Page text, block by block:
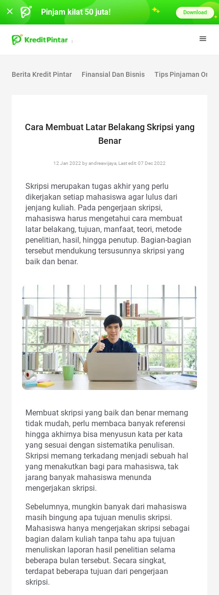
Berita Kredit Pintar Finansial Dan Bisnis Tips Pinjaman
Cara Membuat Latar Belakang Skripsi yang
Benar
12 Jan 2022 by andreawijaya, Last edit: 07 Dec 2022
Skripsi merupakan tugas akhir yang perlu
dikerjakan setiap mahasiswa agar lulus dari
jenjang kuliah. Pada pengerjaan skripsi,
mahasiswa harus mengetahui cara membuat
latar belakang, tujuan, manfaat, teori, metode
penelitian, hasil, hingga penutup. Bagian-bagian
tersebut mendukung tersusunnya skripsi yang
baik dan benar.
Membuat skripsi yang baik dan benar memang
tidak mudah, perlu membaca banyak referensi
hingga akhirnya bisa menyusun kata per kata
yang sesuai dengan sistematika penulisan.
Skripsi memang terkadang menjadi sebuah hal
yang menakutkan bagi para mahasiswa, tak
jarang banyak mahasiswa menunda
mengerjakan skripsi.
Sebelumnya, mungkin banyak dari mahasiswa
masih bingung apa tujuan menulis skripsi.
Mahasiswa hanya mengerjakan skripsi sebagai
bagian dalam kuliah tanpa tahu apa tujuan
menuliskan laporan hasil penelitian selama
beberapa bulan tersebut. Secara singkat,
terdapat beberapa tujuan dari pengerjaan
skripsi.
Pinjam kilat 50 juta! Download